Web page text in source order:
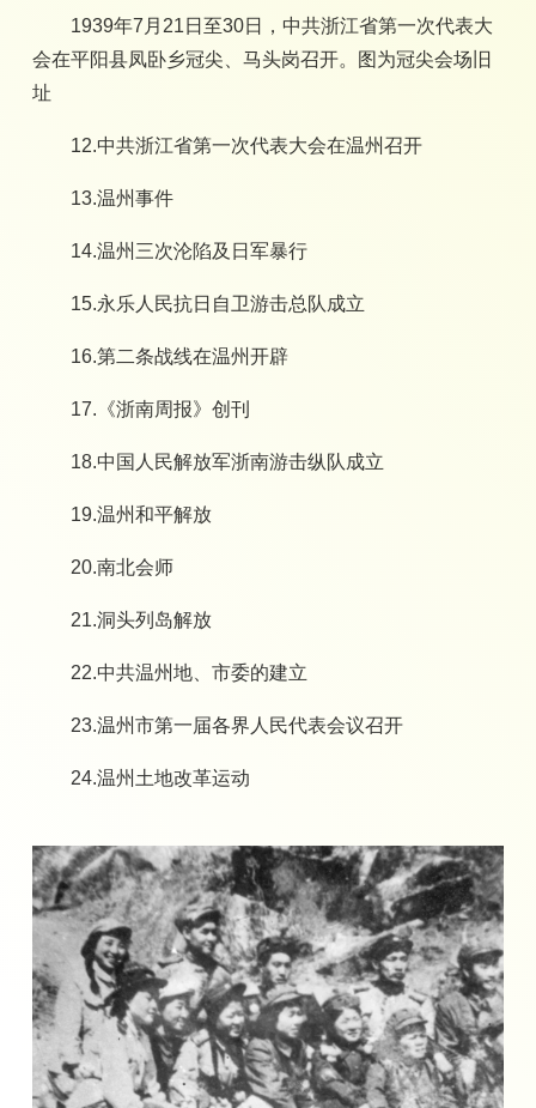
1939年7月21日至30日，中共浙江省第一次代表大
会在平阳县凤卧乡冠尖、马头岗召开。图为冠尖会场旧
址
12.中共浙江省第一次代表大会在温州召开
13.温州事件
14.温州三次沦陷及日军暴行
15.永乐人民抗日自卫游击总队成立
16.第二条战线在温州开辟
17.《浙南周报》创刊
18.中国人民解放军浙南游击纵队成立
19.温州和平解放
20.南北会师
21.洞头列岛解放
22.中共温州地、市委的建立
23.温州市第一届各界人民代表会议召开
24.温州土地改革运动